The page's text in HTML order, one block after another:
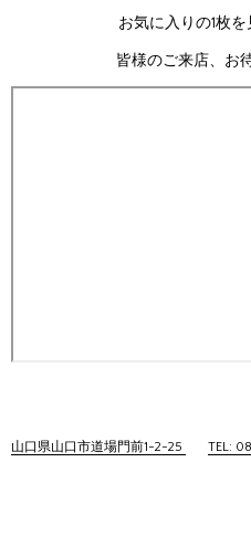
お気に入りの1枚
皆様のご来店、お
山口県山口市道場門前1-2-25 TEL: